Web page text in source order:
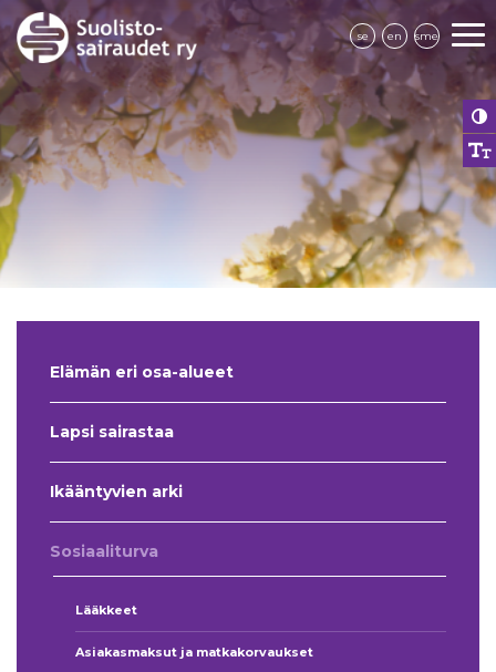
se en sme
Elämän eri osa-alueet
Lapsi sairastaa
Ikääntyvien arki
Sosiaaliturva
Lääkkeet
Asiakasmaksut ja matkakorvaukset